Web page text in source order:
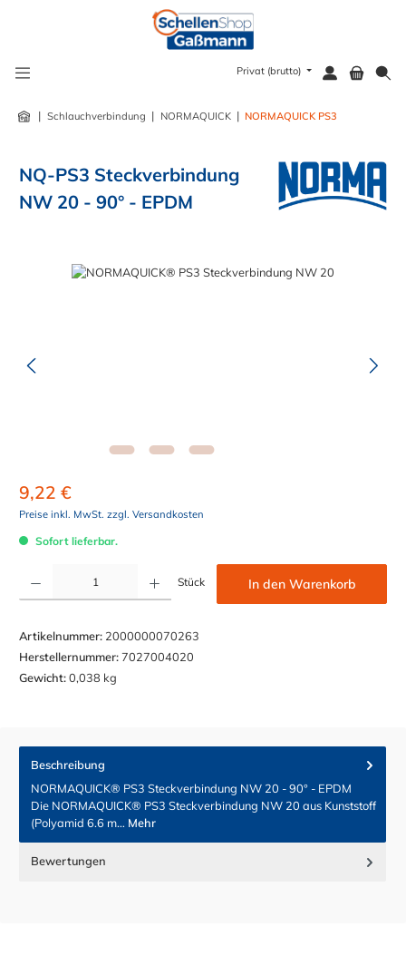
Privat (brutto)
| Schlauchverbindung | NORMAQUICK | NORMAQUICK PS3
NQ-PS3 Steckverbindung
NW 20 - 90° - EPDM
Bildergalerie überspringen
9,22 €
Preise inkl. MwSt. zzgl. Versandkosten
Sofort lieferbar.
Stück In den Warenkorb
Artikelnummer: 2000000070263
Herstellernummer:7027004020
Gewicht:0,038 kg
Beschreibung
NORMAQUICK® PS3 Steckverbindung NW 20 - 90° - EPDM
Die NORMAQUICK® PS3 Steckverbindung NW 20 aus Kunststoff
(Polyamid 6.6 m… Mehr
Bewertungen